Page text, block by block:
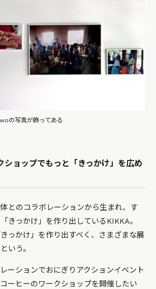
の写真が飾ってある
ショップでもっと「きっかけ」を広め
とのコラボレーションから生まれ、す
きっかけ」を作り出しているKIKKA。
っかけ」を作り出すべく、さまざまな展
いう。
ーションでおにぎりアクションイベント
ーヒーのワークショップを開催したい